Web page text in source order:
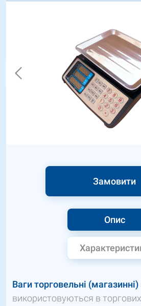
Опис
Замовити
Ваги торговельні (магазинні)
використовуються в